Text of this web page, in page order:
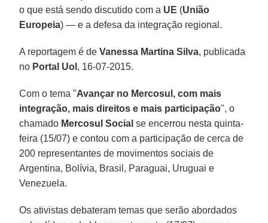
o que está sendo discutido com a UE (União
Europeia) — e a defesa da integração regional.
A reportagem é deVanessa Martina Silva, publicada
no Portal Uol , 16-07-2015.
Com o tema "Avançar no Mercosul, com mais
integração, mais direitos e mais participação", o
chamado Mercosul Social se encerrou nesta quinta-
feira (15/07) e contou com a participação de cerca de
200 representantes de movimentos sociais de
Argentina, Bolívia, Brasil, Paraguai, Uruguai e
Venezuela.
Os ativistas debateram temas que serão abordados